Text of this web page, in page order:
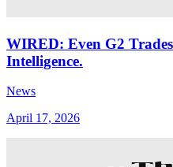
WIRED: Even G2
Intelligence.
News
April 17, 2026